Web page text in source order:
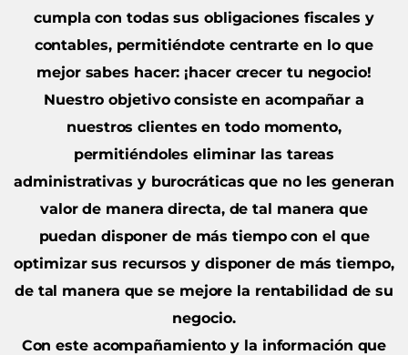
cumpla con todas sus obligaciones fiscales y
contables, permitiéndote centrarte en lo que
mejor sabes hacer: ¡hacer crecer tu negocio!
Nuestro objetivo consiste en acompañar a
nuestros clientes en todo momento,
permitiéndoles eliminar las tareas
administrativas y burocráticas que no les generan
valor de manera directa, de tal manera que
puedan disponer de más tiempo con el que
optimizar sus recursos y disponer de más tiempo,
de tal manera que se mejore la rentabilidad de su
negocio.
Con este acompañamiento y la información que